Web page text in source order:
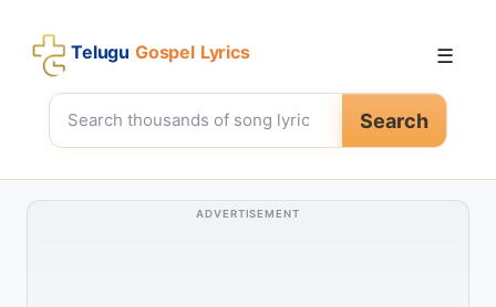
Telugu Gospel Lyrics
Search
☰
ADVERTISEMENT